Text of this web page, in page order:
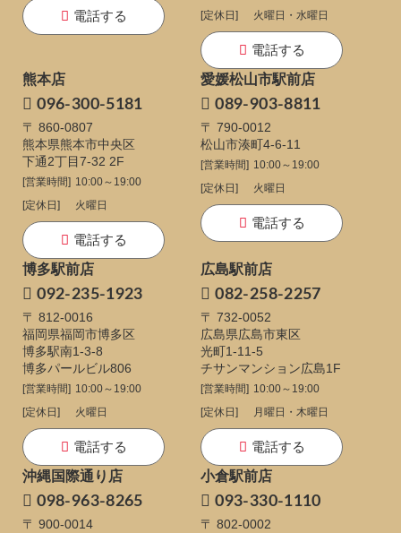
電話する
[定休日]
火曜日・水曜日
電話する
熊本店
096-300-5181
〒 860-0807
熊本県熊本市中央区
下通2丁目7-32 2F
[営業時間] 10:00～19:00
[定休日]
火曜日
電話する
愛媛松山市駅前店
089-903-8811
〒 790-0012
松山市湊町4-6-11
[営業時間] 10:00～19:00
[定休日]
火曜日
電話する
博多駅前店
092-235-1923
〒 812-0016
福岡県福岡市博多区
博多駅南1-3-8
博多パールビル806
[営業時間] 10:00～19:00
[定休日]
火曜日
電話する
広島駅前店
082-258-2257
〒 732-0052
広島県広島市東区
光町1-11-5
チサンマンション広島1F
[営業時間] 10:00～19:00
[定休日]
月曜日・木曜日
電話する
沖縄国際通り店
098-963-8265
〒 900-0014
小倉駅前店
093-330-1110
〒 802-0002